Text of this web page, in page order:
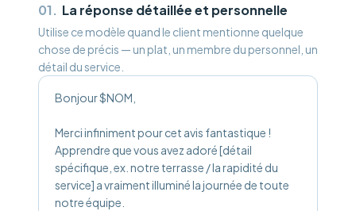
01. La réponse détaillée et personnelle
Utilise ce modèle quand le client mentionne quelque
chose de précis — un plat, un membre du personnel, un
détail du service.
Bonjour $NOM,
Merci infiniment pour cet avis fantastique !
Apprendre que vous avez adoré [détail
spécifique, ex. notre terrasse / la rapidité du
service] a vraiment illuminé la journée de toute
notre équipe.